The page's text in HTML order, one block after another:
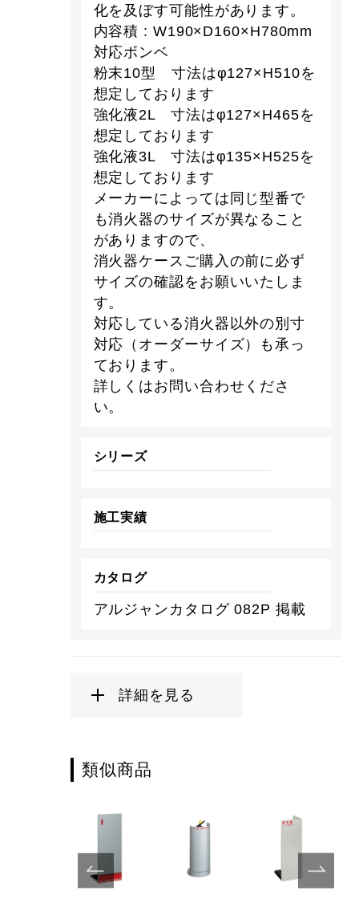
化を及ぼす可能性があります。
内容積 : W190×D160×H780mm
対応ボンベ
粉末10型 寸法はφ127×H510を
想定しております
強化液2L 寸法はφ127×H465を
想定しております
強化液3L 寸法はφ135×H525を
想定しております
メーカーによっては同じ型番で
も消火器のサイズが異なること
がありますので、
消火器ケースご購入の前に必ず
サイズの確認をお願いいたしま
す。
対応している消火器以外の別寸
対応（オーダーサイズ）も承っ
ております。
詳しくはお問い合わせくださ
い。
シリーズ
施工実績
カタログ
アルジャンカタログ 082P 掲載
詳細を見る
類似商品